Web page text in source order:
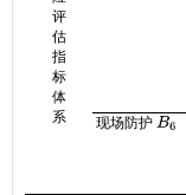
评
估
指
标
体
系
现场防护 B6